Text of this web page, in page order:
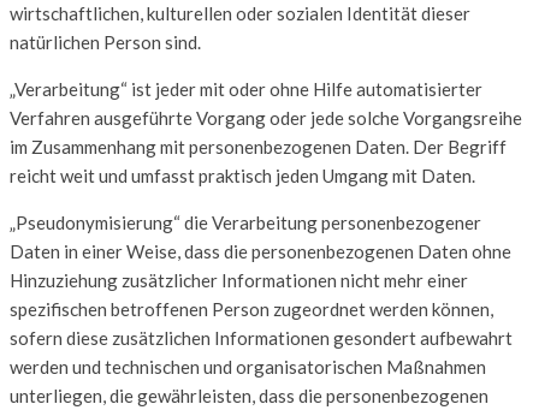
wirtschaftlichen, kulturellen oder sozialen Identität dieser
natürlichen Person sind.
„Verarbeitung“ ist jeder mit oder ohne Hilfe automatisierter
Verfahren ausgeführte Vorgang oder jede solche Vorgangsreihe
im Zusammenhang mit personenbezogenen Daten. Der Begriff
reicht weit und umfasst praktisch jeden Umgang mit Daten.
„Pseudonymisierung“ die Verarbeitung personenbezogener
Daten in einer Weise, dass die personenbezogenen Daten ohne
Hinzuziehung zusätzlicher Informationen nicht mehr einer
spezifischen betroffenen Person zugeordnet werden können,
sofern diese zusätzlichen Informationen gesondert aufbewahrt
werden und technischen und organisatorischen Maßnahmen
unterliegen, die gewährleisten, dass die personenbezogenen